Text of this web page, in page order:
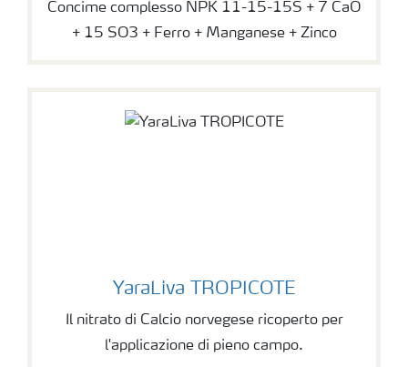
Concime complesso NPK 11-15-15S + 7 CaO
+ 15 SO3 + Ferro + Manganese + Zinco
YaraLiva TROPICOTE
Il nitrato di Calcio norvegese ricoperto per
l'applicazione di pieno campo.